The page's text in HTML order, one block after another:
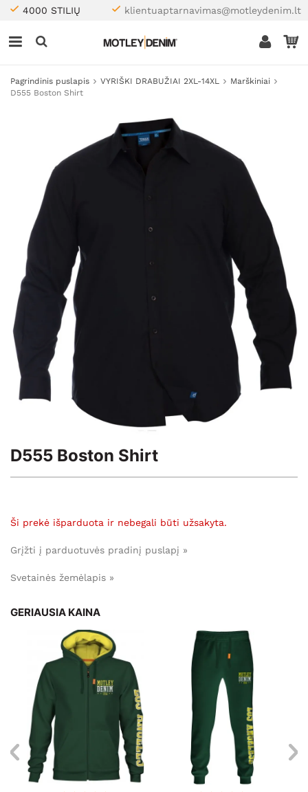
4000 STILIŲ klientuaptarnavimas@motleydenim.lt
Pagrindinis puslapis VYRIŠKI DRABUŽIAI 2XL-14XL
Marškiniai
D555 Boston Shirt
D555 Boston Shirt
Ši prekė išparduota ir nebegali būti užsakyta.
Grįžti į parduotuvės pradinį puslapį »
Svetainės žemėlapis »
GERIAUSIA KAINA